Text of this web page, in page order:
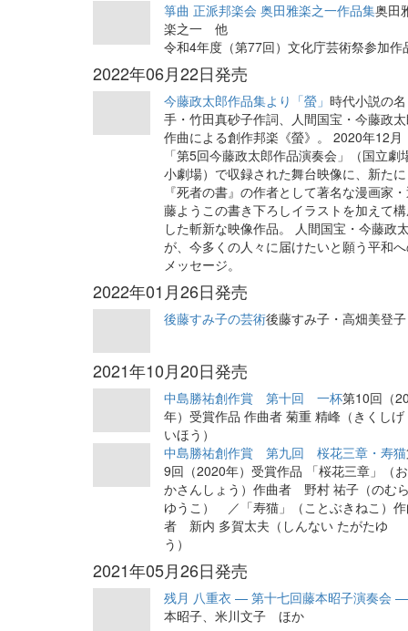
箏曲 正派邦楽会 奥田雅楽之一作品集奥田
楽之一 他
令和4年度（第77回）文化庁芸術祭参加作
2022年06月22日発売
今藤政太郎作品集より「螢」時代小説の名
手・竹田真砂子作詞、人間国宝・今藤政
作曲による創作邦楽《螢》。 2020年12月
「第5回今藤政太郎作品演奏会」（国立劇
小劇場）で収録された舞台映像に、新たに
『死者の書』の作者として著名な漫画家
藤ようこの書き下ろしイラストを加えて
した斬新な映像作品。 人間国宝・今藤政
が、今多くの人々に届けたいと願う平和
メッセージ。
2022年01月26日発売
後藤すみ子の芸術後藤すみ子・高畑美登子
2021年10月20日発売
中島勝祐創作賞 第十回 一杯第10回（
年）受賞作品 作曲者 菊重 精峰（きくしげ
いほう）
中島勝祐創作賞 第九回 桜花三章・寿猫
9回（2020年）受賞作品 「桜花三章」（
かさんしょう）作曲者 野村 祐子（のむら
ゆうこ） ／「寿猫」（ことぶきねこ）作
者 新内 多賀太夫（しんない たがたゆ
う）
2021年05月26日発売
残月 八重衣 — 第十七回藤本昭子演奏会 —
本昭子、米川文子 ほか